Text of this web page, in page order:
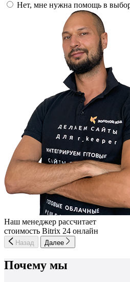
Нет, мне нужна помощь в
Наш менеджер рассчитает
стоимость Bitrix 24 онлайн
Назад Далее
Почему мы